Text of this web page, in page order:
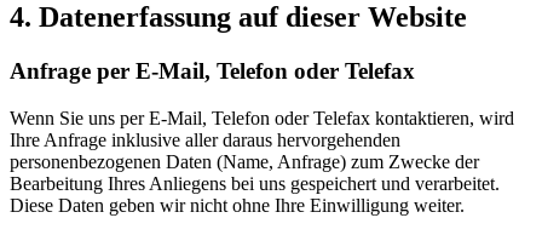
4. Datenerfassung auf dieser Website
Anfrage per E-Mail, Telefon oder Telefax
Wenn Sie uns per E-Mail, Telefon oder Telefax kontaktieren, wird
Ihre Anfrage inklusive aller daraus hervorgehenden
personenbezogenen Daten (Name, Anfrage) zum Zwecke der
Bearbeitung Ihres Anliegens bei uns gespeichert und verarbeitet.
Diese Daten geben wir nicht ohne Ihre Einwilligung weiter.